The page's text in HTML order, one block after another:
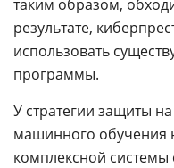
таким образом,
результате,
использовать
программы.
У стратегии защиты
машинного обучения
комплексной системы